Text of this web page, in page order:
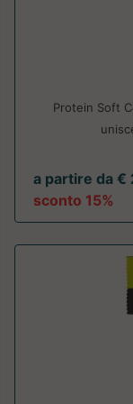
Protein Soft
a partire da €
sconto 15%